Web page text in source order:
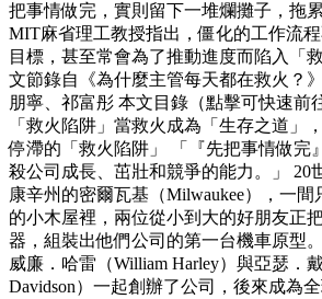
把事情做完，實則留下一堆爛攤子，拖
MIT麻省理工教授指出，僵化的工作流
目標，甚至常會為了推動進度而陷入「
文節錄自《為什麼主管每天都在救火？
朋寧、祁富彤 本文目錄（點擊可快速前
「救火陷阱」當救火成為「生存之道」
停滯的「救火陷阱」 「『先把事情做完
殺公司成長、茁壯和競爭的能力。」 20
康辛州的密爾瓦基（Milwaukee），一間
的小木屋裡，兩位從小到大的好朋友正
器，組裝出他們公司的第一台機車原型
威廉．哈雷（William Harley）與亞瑟．
Davidson）一起創辦了公司，後來成為